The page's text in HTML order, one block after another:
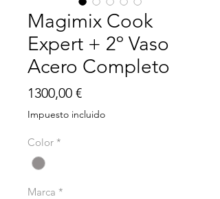
Magimix Cook
Expert + 2º Vaso
Acero Completo
1300,00 €Precio
Impuesto incluido
Color *
Marca *